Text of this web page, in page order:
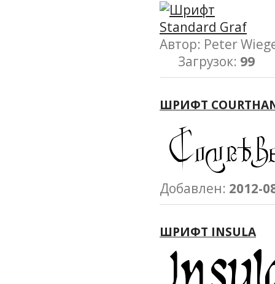
Автор: Peter
Загрузок: 99
ШРИФТ
Добавлен: 2012-
ШРИФТ INSULA